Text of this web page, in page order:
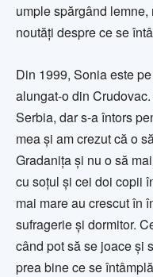
umple spărgând
noutăţi despre ce se
Din 1999, Sonia este
alungat-o din
Serbia, dar s-a întors
mea şi am crezut că o
Gradaniţa şi nu o să
cu soţul şi cei doi copii
mai mare au crescut în
sufragerie şi dormitor.
când pot să se joace şi
prea bine ce se